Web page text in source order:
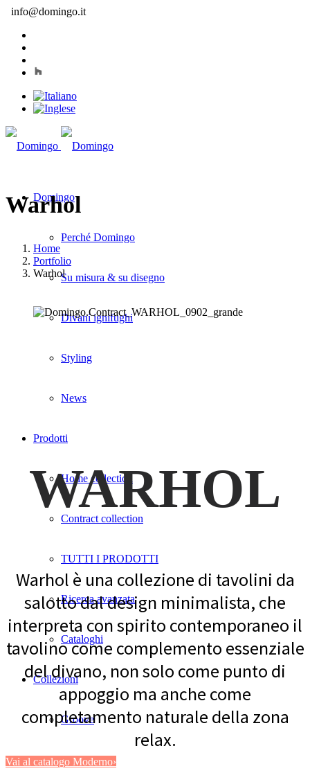
info@domingo.it
Domingo
Perché Domingo
Su misura & su disegno
Divani ignifughi
Styling
News
Prodotti
Home collection
Contract collection
TUTTI I PRODOTTI
Ricerca avanzata
Cataloghi
Collezioni
Groove
Tracks
Warhol
Home
Portfolio
Warhol
WARHOL
Warhol è una collezione di tavolini da
salotto dal design minimalista, che
interpreta con spirito contemporaneo il
tavolino come complemento essenziale
del divano, non solo come punto di
appoggio ma anche come
completamento naturale della zona
relax.
Vai al catalogo Moderno›